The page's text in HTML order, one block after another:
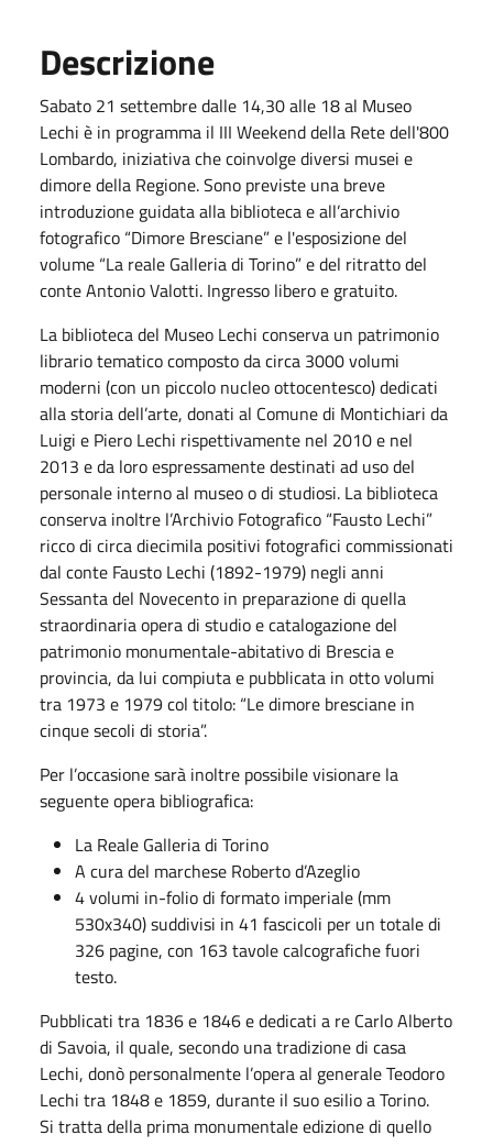
Descrizione
Sabato 21 settembre dalle 14,30 alle 18 al Museo
Lechi è in programma il III Weekend della Rete dell'800
Lombardo, iniziativa che coinvolge diversi musei e
dimore della Regione. Sono previste una breve
introduzione guidata alla biblioteca e all’archivio
fotografico “Dimore Bresciane” e l'esposizione del
volume “La reale Galleria di Torino” e del ritratto del
conte Antonio Valotti. Ingresso libero e gratuito.
La biblioteca del Museo Lechi conserva un patrimonio
librario tematico composto da circa 3000 volumi
moderni (con un piccolo nucleo ottocentesco) dedicati
alla storia dell’arte, donati al Comune di Montichiari da
Luigi e Piero Lechi rispettivamente nel 2010 e nel
2013 e da loro espressamente destinati ad uso del
personale interno al museo o di studiosi. La biblioteca
conserva inoltre l’Archivio Fotografico “Fausto Lechi”
ricco di circa diecimila positivi fotografici commissionati
dal conte Fausto Lechi (1892-1979) negli anni
Sessanta del Novecento in preparazione di quella
straordinaria opera di studio e catalogazione del
patrimonio monumentale-abitativo di Brescia e
provincia, da lui compiuta e pubblicata in otto volumi
tra 1973 e 1979 col titolo: “Le dimore bresciane in
cinque secoli di storia”.
Per l’occasione sarà inoltre possibile visionare la
seguente opera bibliografica:
La Reale Galleria di Torino
A cura del marchese Roberto d’Azeglio
4 volumi in-folio di formato imperiale (mm
530x340) suddivisi in 41 fascicoli per un totale di
326 pagine, con 163 tavole calcografiche fuori
testo.
Pubblicati tra 1836 e 1846 e dedicati a re Carlo Alberto
di Savoia, il quale, secondo una tradizione di casa
Lechi, donò personalmente l’opera al generale Teodoro
Lechi tra 1848 e 1859, durante il suo esilio a Torino.
Si tratta della prima monumentale edizione di quello